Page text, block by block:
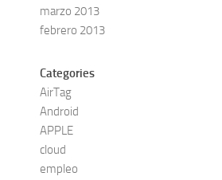
marzo 2013
febrero 2013
Categories
AirTag
Android
APPLE
cloud
empleo